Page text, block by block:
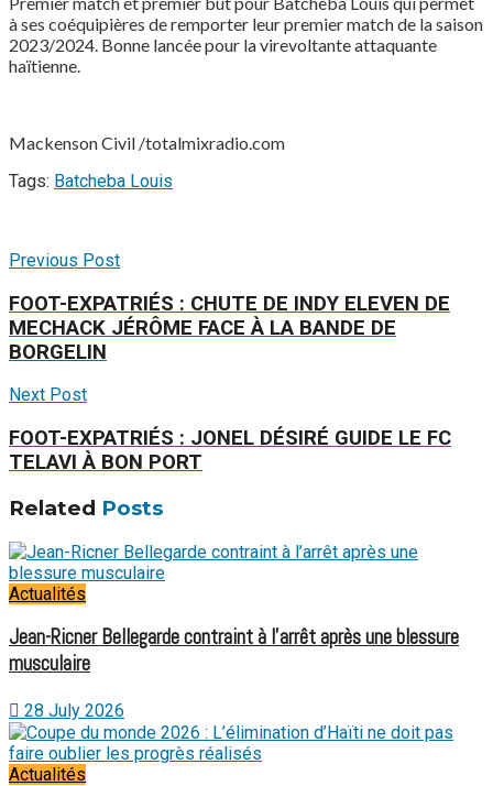
à ses coéquipières de remporter leur premier match de la saison
2023/2024. Bonne lancée pour la virevoltante attaquante
haïtienne.
Mackenson Civil /totalmixradio.com
Tags: Batcheba Louis
Previous Post
FOOT-EXPATRIÉS : CHUTE DE INDY ELEVEN DE
MECHACK JÉRÔME FACE À LA BANDE DE
BORGELIN
Next Post
FOOT-EXPATRIÉS : JONEL DÉSIRÉ GUIDE LE FC
TELAVI À BON PORT
Related Posts
Actualités
Jean-Ricner Bellegarde contraint à l’arrêt après une blessure
musculaire
28 July 2026
Actualités